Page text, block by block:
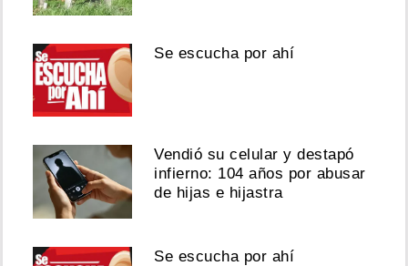
Se escucha por ahí
Vendió su celular y destapó
infierno: 104 años por abusar
de hijas e hijastra
Se escucha por ahí